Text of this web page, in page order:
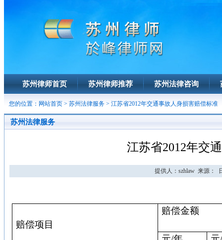
苏州律师首页 苏州律师推荐 苏州法律咨询
您的位置： 网站首页 > 苏州法律服务 > 江苏省2012年交通事故人身损害赔偿标准
苏州法律服务
江苏省2012年交
提供人：szhlaw 来源：
赔偿项目
赔偿金额